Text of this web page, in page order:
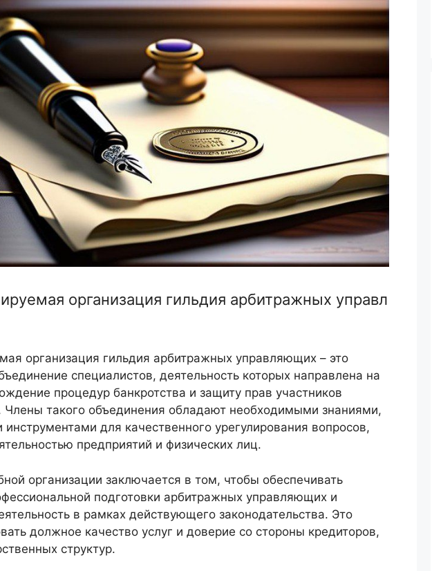
организация гильдия арбитражных управл
организация гильдия арбитражных управляющих – это
специалистов, деятельность которых направлена на
процедур банкротства и защиту прав участников
Члены такого объединения обладают необходимыми знаниями,
для качественного урегулирования вопросов,
предприятий и физических лиц.
организации заключается в том, чтобы обеспечивать
подготовки арбитражных управляющих и
в рамках действующего законодательства. Это
должное качество услуг и доверие со стороны кредиторов,
структур.